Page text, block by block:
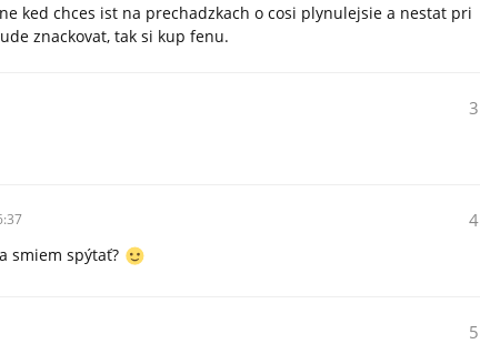
ked chces ist na prechadzkach o cosi plynulejsie a nestat pri
znackovat, tak si kup fenu.
3
4
smiem spýtať?
5